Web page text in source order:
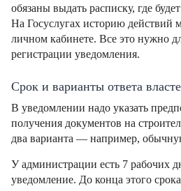
обязаны выдать расписку, где
На Госуслугах историю действий
личном кабинете. Все это нужно
регистрации уведомления.
Срок и варианты ответа
В уведомлении надо указать
получения документов на
два варианта — например,
У администрации есть 7 рабочих
уведомление. До конца этого